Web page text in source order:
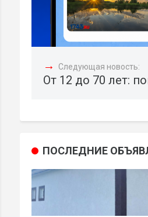
→ Следующая новость:
От 12 до 70 лет:
ПОСЛЕДНИЕ